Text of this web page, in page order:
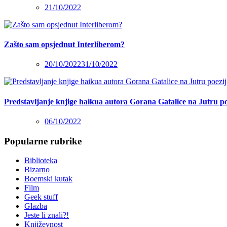
21/10/2022
Zašto sam opsjednut Interliberom?
20/10/202231/10/2022
Predstavljanje knjige haikua autora Gorana Gatalice na Jutru
06/10/2022
Popularne rubrike
Biblioteka
Bizarno
Boemski kutak
Film
Geek stuff
Glazba
Jeste li znali?!
Književnost